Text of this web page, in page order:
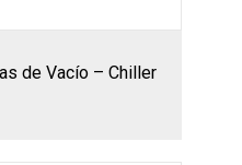
de Vacío – Chiller